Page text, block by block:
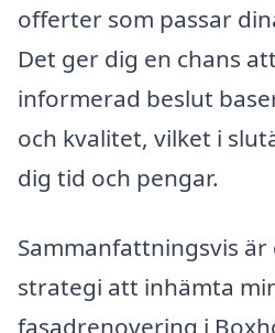
offerter som passar
Det ger dig en chans
informerad beslut
och kvalitet, vilket i
dig tid och pengar.
Sammanfattningsvis
strategi att inhämta